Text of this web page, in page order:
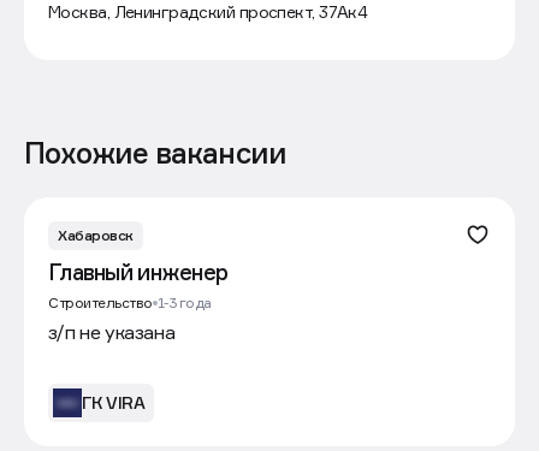
Москва, Ленинградский проспект, 37Ак4
Похожие вакансии
Хабаровск
Главный инженер
Строительство 1-3 года
з/п не указана
ГК VIRA